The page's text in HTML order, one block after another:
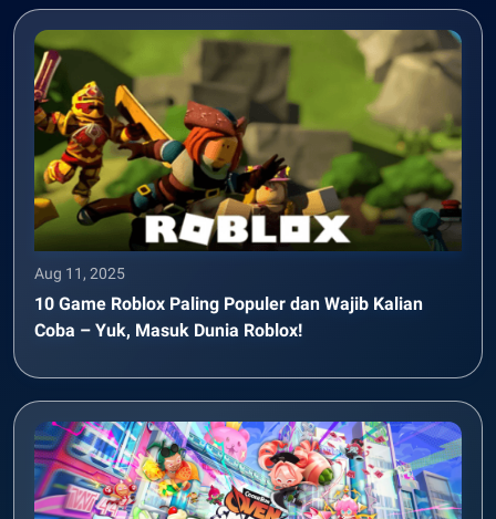
Aug 11, 2025
10 Game Roblox Paling Populer dan Wajib Kalian
Coba – Yuk, Masuk Dunia Roblox!